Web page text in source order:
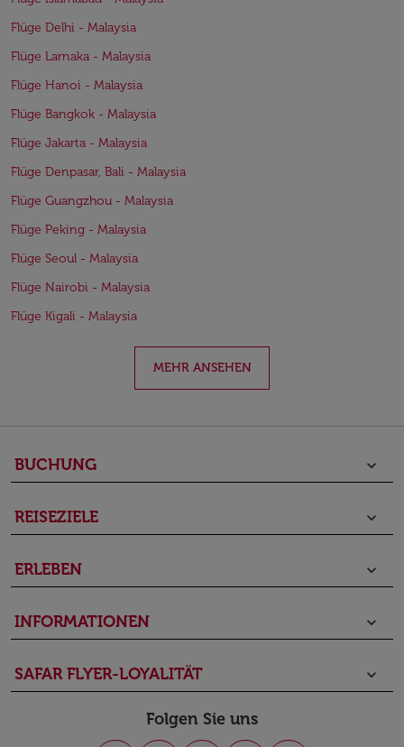
Flüge Delhi - Malaysia
Flüge Larnaka - Malaysia
Flüge Hanoi - Malaysia
Flüge Bangkok - Malaysia
Flüge Jakarta - Malaysia
Flüge Denpasar, Bali - Malaysia
Flüge Guangzhou - Malaysia
Flüge Peking - Malaysia
Flüge Seoul - Malaysia
Flüge Nairobi - Malaysia
Flüge Kigali - Malaysia
MEHR ANSEHEN
BUCHUNG keyboard_arrow_down
REISEZIELE keyboard_arrow_down
ERLEBEN keyboard_arrow_down
INFORMATIONEN keyboard_arrow_down
SAFAR FLYER-LOYALITÄT keyboard_arrow_down
Folgen Sie uns